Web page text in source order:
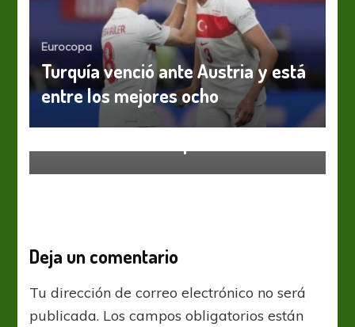
Eurocopa
Turquía venció ante Austria y está
entre los mejores ocho
Eurocopa
Euro 2020: Italia tuvo su
Renacimiento y consiguió la
Deja un comentario
Tu dirección de correo electrónico no será
publicada. Los campos obligatorios están